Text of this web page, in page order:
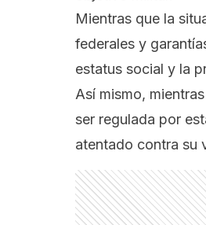
Mientras que la
federales y
estatus social y la
Así mismo,
ser regulada por
atentado contra su